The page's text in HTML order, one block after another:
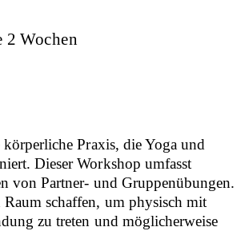
Wochen
Praxis, die Yoga und
Dieser Workshop umfasst
von Partner- und Gruppenübungen.
schaffen, um physisch mit
zu treten und möglicherweise